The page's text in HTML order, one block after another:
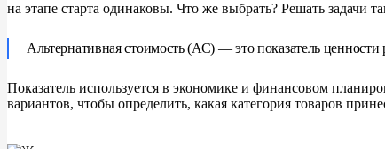
на этапе старта одинаковы. Что же выбрать? Решать задачи
Альтернативная стоимость (АС) — это показатель ценности
Показатель используется в экономике и финансовом
вариантов, чтобы определить, какая категория товаров